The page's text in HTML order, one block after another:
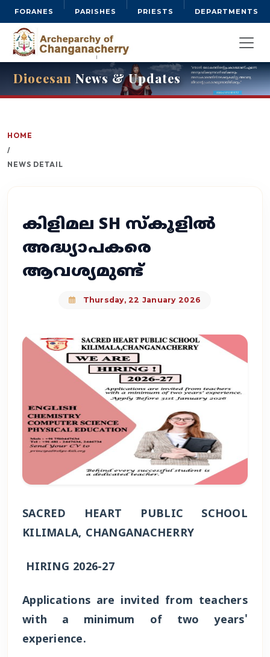
FORANES PARISHES PRIESTS DEPARTMENTS
Diocesan News & Updates
HOME
/
NEWS DETAIL
കിളിമല SH സ്കൂളിൽ
അദ്ധ്യാപകരെ
ആവശ്യമുണ്ട്
Thursday, 22 January 2026
SACRED HEART PUBLIC SCHOOL
KILIMALA, CHANGANACHERRY
HIRING 2026-27
Applications are invited from teachers
with a minimum of two years'
experience.